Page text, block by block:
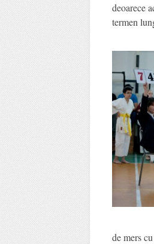
deoarece
termen
de mers